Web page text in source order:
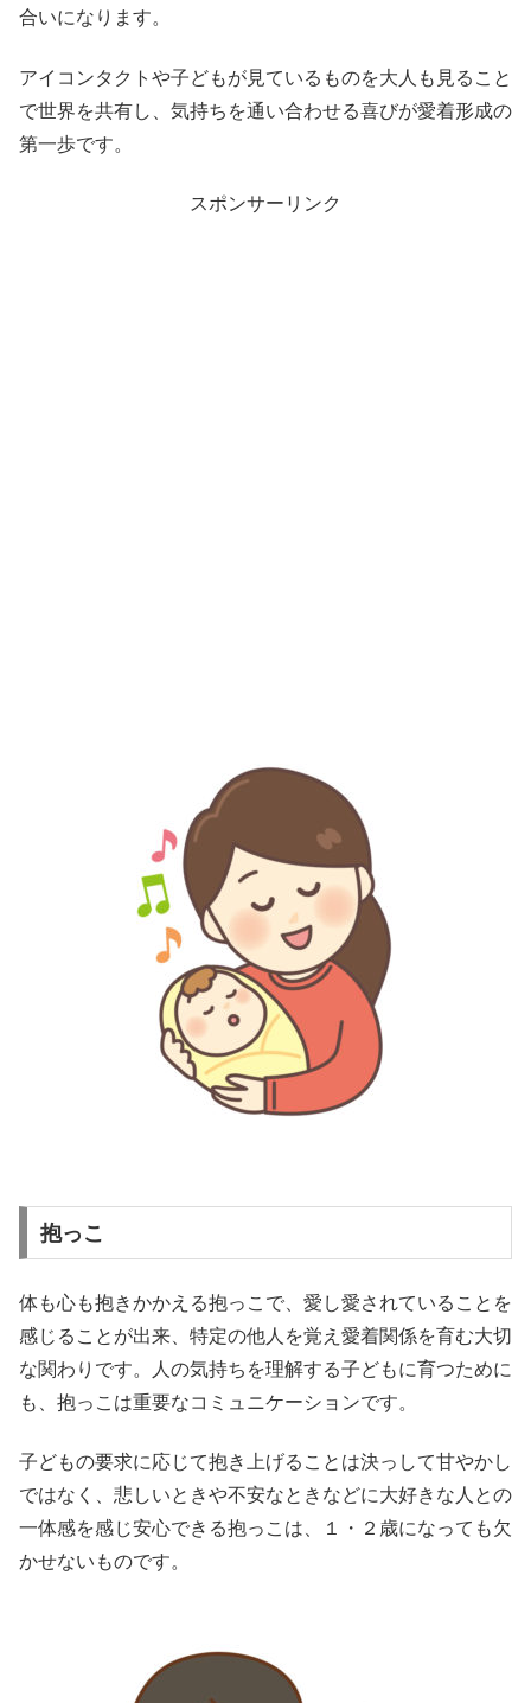
合いになります。
アイコンタクトや子どもが見ているものを大人も見ること
で世界を共有し、気持ちを通い合わせる喜びが愛着形成の
第一歩です。
スポンサーリンク
抱っこ
体も心も抱きかかえる抱っこで、愛し愛されていることを
感じることが出来、特定の他人を覚え愛着関係を育む大切
な関わりです。人の気持ちを理解する子どもに育つために
も、抱っこは重要なコミュニケーションです。
子どもの要求に応じて抱き上げることは決っして甘やかし
ではなく、悲しいときや不安なときなどに大好きな人との
一体感を感じ安心できる抱っこは、１・２歳になっても欠
かせないものです。